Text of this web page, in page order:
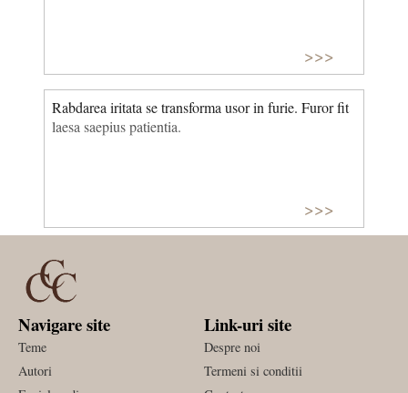
>>>
Rabdarea iritata se transforma usor in furie. Furor fit
laesa saepius patientia.
>>>
Navigare site
Teme
Autori
Link-uri site
Despre noi
Termeni si conditii